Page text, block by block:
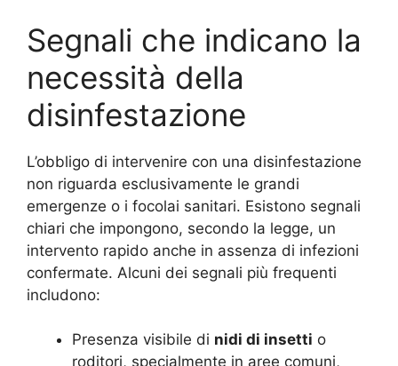
Segnali che indicano la
necessità della
disinfestazione
L’obbligo di intervenire con una disinfestazione
non riguarda esclusivamente le grandi
emergenze o i focolai sanitari. Esistono segnali
chiari che impongono, secondo la legge, un
intervento rapido anche in assenza di infezioni
confermate. Alcuni dei segnali più frequenti
includono:
Presenza visibile di nidi di insetti o
roditori, specialmente in aree comuni,